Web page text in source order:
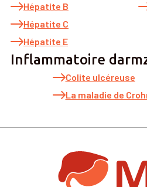
Hépatite B
Hépatite C
Hépatite E
Inflammatoire
Colite ulcéreuse
La maladie de